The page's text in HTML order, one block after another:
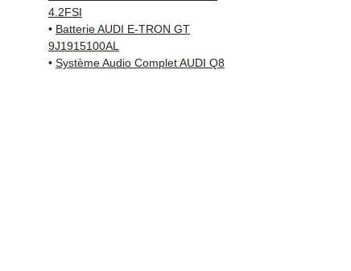
4.2FSI
• Batterie AUDI E-TRON GT
9J1915100AL
• Système Audio Complet AUDI Q8